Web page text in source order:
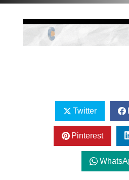
Twitter
Pinterest